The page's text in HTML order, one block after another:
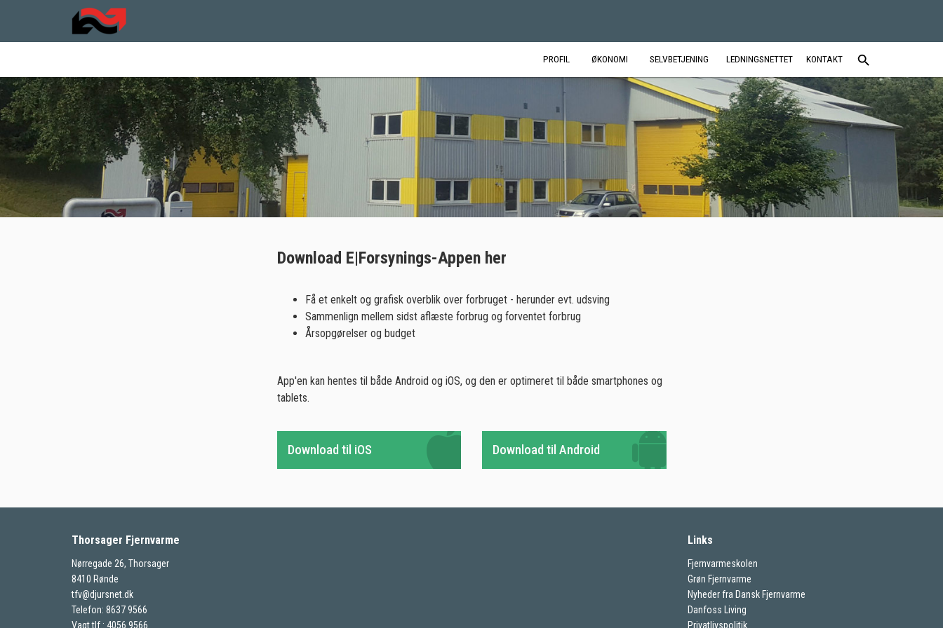
PROFIL ØKONOMI SELVBETJENING LEDNINGSNETTET KONTAKT
Download E|Forsynings-Appen her
Få et enkelt og grafisk overblik over forbruget - herunder evt. udsving
Sammenlign mellem sidst aflæste forbrug og forventet forbrug
Årsopgørelser og budget
App'en kan hentes til både Android og iOS, og den er optimeret til både smartphones og
tablets.
Download til iOS Download til Android
Thorsager Fjernvarme
Nørregade 26, Thorsager
8410 Rønde
tfv@djursnet.dk
Telefon: 8637 9566
Vagt tlf.: 4056 9566
Links
Fjernvarmeskolen
Grøn Fjernvarme
Nyheder fra Dansk Fjernvarme
Danfoss Living
Privatlivspolitik